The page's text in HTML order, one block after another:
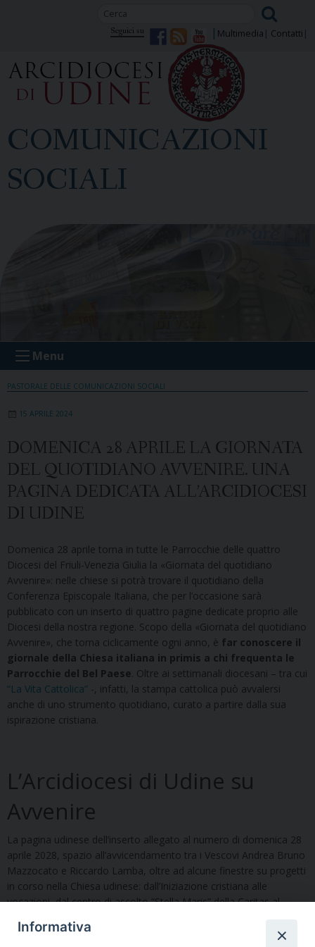
Multimedia Contatti
Seguici su
COMUNICAZIONI
SOCIALI
Menu
PASTORALE DELLE COMUNICAZIONI SOCIALI
15 APRILE 2024
DOMENICA 28 APRILE LA GIORNATA
DEL QUOTIDIANO AVVENIRE. UNA
PAGINA DEDICATA ALL’ARCIDIOCESI
DI UDINE
Domenica 28 aprile torna in tutte le Parrocchie delle quattro
Diocesi del Friuli-Venezia Giulia la «Giornata del quotidiano
Avvenire»: nelle chiese si potrà trovare il quotidiano della
Conferenza Episcopale Italiana, che per l’occasione sarà
pubblicato con un inserto di quattro pagine dedicate proprio alle
Diocesi della nostra regione. Scopo della «Giornata del quotidiano
Avvenire», che torna ciclicamente ogni anno, è far conoscere il
giornale della Chiesa italiana in primis a chi frequenta le
Parrocchie del Bel Paese . Oltre ai settimanali diocesani – tra cui
“La Vita Cattolica” -, infatti, la stampa cattolica può avvalersi
anche di uno strumento quotidiano, curato a partire dalla sua
ispirazione cristiana.
L’Arcidiocesi di Udine su
Avvenire
La pagina udinese dell’inserto allegato al numero di domenica 28
aprile 2028, spazio all’avvicendamento tra i Vescovi Andrea Bruno
Mazzocato e Riccardo Lamba, oltre ad alcune finestre su progetti
in corso nella Chiesa udinese: dall’Iniziazione cristiana alle
vocazioni, dal centro di ascolto “Stella Maris” della Caritas al
dimenticare l’imminente due-giorni proposta dal Piccolo
Informativa